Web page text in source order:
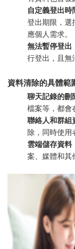
自定義登出時
登出期限，選
應個人需求。
無法暫停登出
行登出，且無
資料清除的具體範
聊天記錄的刪
檔案等，都會
聯絡人和群組
除，同時使用
雲端儲存資料
案、媒體和其